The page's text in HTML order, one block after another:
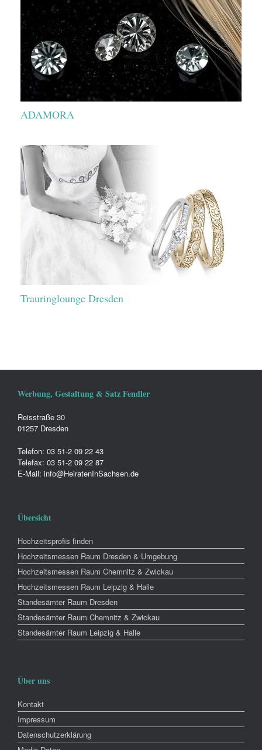
ADAMORA
Trauringlounge Dresden
Werbung, Gestaltung & Satz Fendler
Reisstraße 30
01257 Dresden
Telefon: 03 51-2 09 22 43
Telefax: 03 51-2 09 22 87
E-Mail: info@HeiratenInSachsen.de
Übersicht
Hochzeitsprofis finden
Hochzeitsmessen Raum Dresden & Umgebung
Hochzeitsmessen Raum Chemnitz & Zwickau
Hochzeitsmessen Raum Leipzig & Halle
Standesämter Raum Dresden
Standesämter Raum Chemnitz & Zwickau
Standesämter Raum Leipzig & Halle
Über uns
Kontakt
Impressum
Datenschutzerklärung